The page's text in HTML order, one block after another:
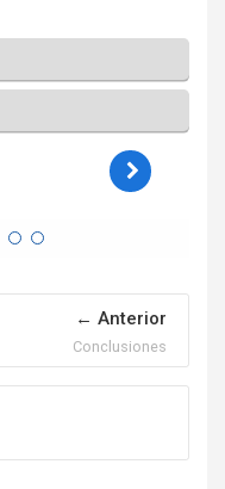
Anterior
Conclusiones